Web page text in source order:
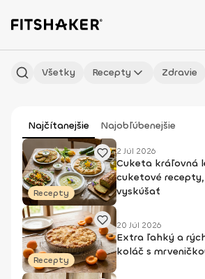
Všetky Recepty Zdravie
Najčítanejšie Najobľúbenejšie
Recepty
2 Júl 2026
Cuketa kráľovná
cuketové
vyskúšať
Recepty
20 Júl 2026
Extra ľahký a
koláč s